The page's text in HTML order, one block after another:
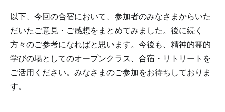
以下、今回の合宿において、参加者のみなさまからいた
だいたご意見・ご感想をまとめてみました。後に続く
方々のご参考になればと思います。今後も、精神的霊的
学びの場としてのオープンクラス、合宿・リトリートを
ご活用ください。みなさまのご参加をお待ちしておりま
す。